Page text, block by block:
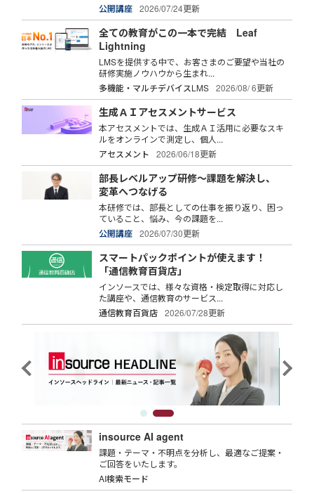
公開講座 2026/07/24更新
全ての教育がこの一本で完結 Leaf
Lightning
LMSを提供する中で、お客さまのご要望や当社の
研修実施ノウハウから生まれ...
多機能・マルチデバイスLMS
2026/08/ 6更新
生成ＡＩアセスメントサービス
本アセスメントでは、生成ＡＩ活用に必要なスキ
ルをオンラインで測定し、個人...
アセスメント
2026/06/18更新
部長レベルアップ研修～課題を解決し、
変革へつなげる
本研修では、部長としての仕事を振り返り、困っ
ていること、悩み、今の課題を...
公開講座
2026/07/30更新
スマートパックポイントが使えます！
「通信教育百貨店」
インソースでは、様々な資格・検定取得に対応し
た講座や、通信教育のサービス...
通信教育百貨店
2026/07/28更新
insource AI agent
課題・テーマ・不明点を分析し、最適なご提案・
ご回答をいたします。
AI検索モード